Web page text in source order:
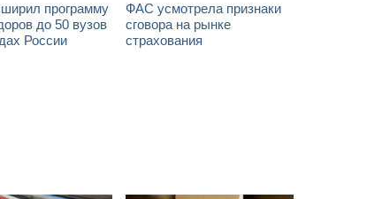
программу
до 50 вузов
России
ФАС усмотрела признаки
сговора на рынке
страхования